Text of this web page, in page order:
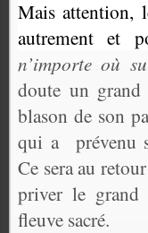
Mais attention,
autrement et
n’importe où
doute un
blason de son
qui a prévenu
Ce sera au
priver le grand
fleuve sacré.